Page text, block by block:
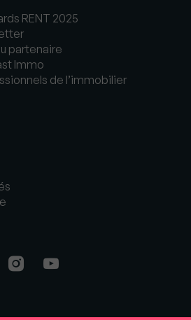
RENT 2025
partenaire
Immo
de l’immobilier